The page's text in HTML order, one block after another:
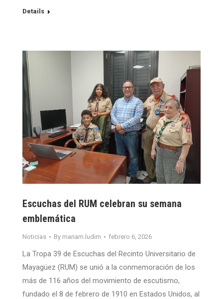
Details
Escuchas del RUM celebran su semana
emblemática
Noticias By mariam.ludim febrero 6, 2026
La Tropa 39 de Escuchas del Recinto Universitario de
Mayagüez (RUM) se unió a la conmemoración de los
más de 116 años del movimiento de escutismo,
fundado el 8 de febrero de 1910 en Estados Unidos, al